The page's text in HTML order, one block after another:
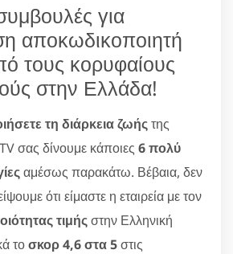
για
αποκωδικοποιητή
τους κορυφαίους
στην Ελλάδα!
τη διάρκεια ζωήςτης
σας δίνουμε κάποιες 6 πολύ
αμέσως παρακάτω. Βέβαια, δεν
ότι είμαστε η εταιρεία με τον
τιμήςστην Ελληνική
τοσκορ 4,6 στα 5στις